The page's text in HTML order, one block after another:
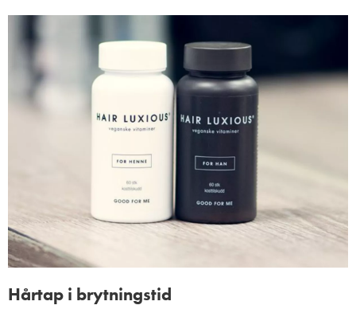
Hårtap i brytningstid